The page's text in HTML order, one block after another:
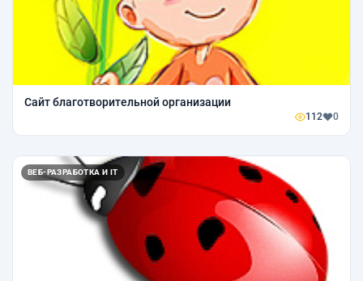
Сайт благотворительной организации
112 0
ВЕБ-РАЗРАБОТКА И IT